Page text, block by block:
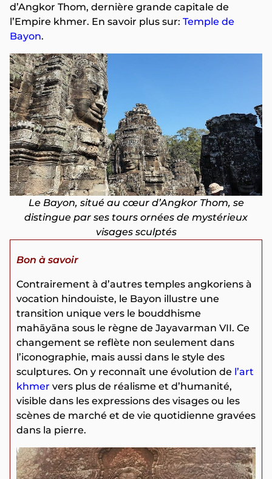
d’Angkor Thom, dernière grande capitale de
l’Empire khmer. En savoir plus sur: Temple de
Bayon.
Le Bayon, situé au cœur d’Angkor Thom, se
distingue par ses tours ornées de mystérieux
visages sculptés
Bon à savoir
Contrairement à d’autres temples angkoriens à
vocation hindouiste, le Bayon illustre une
transition unique vers le bouddhisme
mahāyāna sous le règne de Jayavarman VII. Ce
changement se reflète non seulement dans
l’iconographie, mais aussi dans le style des
sculptures. On y reconnaît une évolution de l’art
khmer vers plus de réalisme et d’humanité,
visible dans les expressions des visages ou les
scènes de marché et de vie quotidienne gravées
dans la pierre.